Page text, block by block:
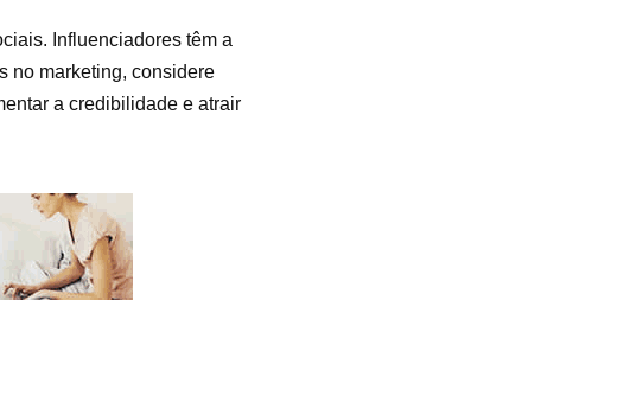
Influenciadores têm a
no marketing, considere
a credibilidade e atrair